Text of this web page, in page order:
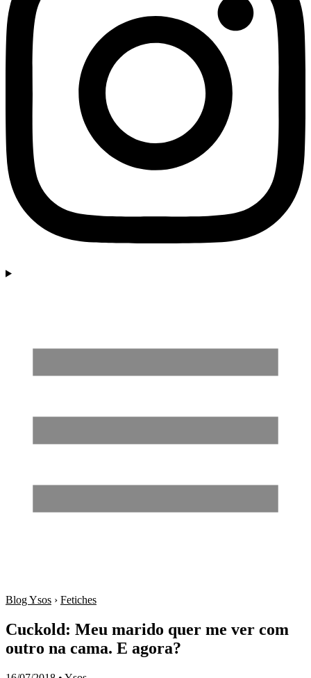
Blog Ysos › Fetiches
Cuckold: Meu marido quer me ver com
outro na cama. E agora?